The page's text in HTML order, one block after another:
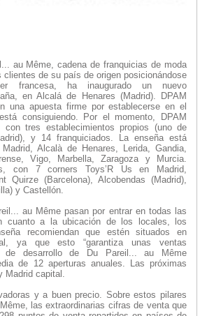
au Même, cadena de franquicias de moda
clientes de su país de origen posicionándose
francesa, ha inaugurado un nuevo
en Alcalá de Henares (Madrid). DPAM
una apuesta firme por establecerse en el
consiguiendo. Por el momento, DPAM
tres establecimientos propios (uno de
y 14 franquiciados. La enseña está
Alcalà de Henares, Lerida, Gandia,
Vigo, Marbella, Zaragoza y Murcia.
con 7 corners Toys’R Us en Madrid,
Quirze (Barcelona), Alcobendas (Madrid),
y Castellón.
au Même pasan por entrar en todas las
cuanto a la ubicación de los locales, los
recomiendan que estén situados en
ya que esto “garantiza unas ventas
de desarrollo de Du Pareil... au Même
de 12 aperturas anuales. Las próximas
Madrid capital.
y a buen precio. Sobre estos pilares
las extraordinarias cifras de venta que